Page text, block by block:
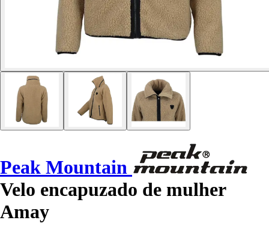
Peak Mountain
Velo encapuzado de mulher
Amay